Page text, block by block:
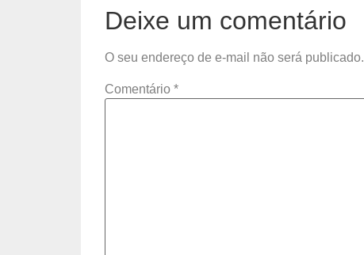
Deixe um comentário
O seu endereço de e-mail não será publicado.
Comentário *